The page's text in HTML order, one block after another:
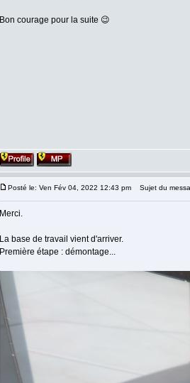
Bon courage pour la suite 😉
Posté le: Ven Fév 04, 2022 12:43 pm Sujet du
Merci.
La base de travail vient d'arriver.
Première étape : démontage...